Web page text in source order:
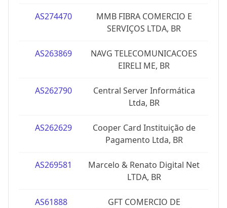
AS274470
MMB FIBRA COMERCIO E
SERVIÇOS LTDA, BR
AS263869
NAVG TELECOMUNICACOES
EIRELI ME, BR
AS262790
Central Server Informática
Ltda, BR
AS262629
Cooper Card Instituição de
Pagamento Ltda, BR
AS269581
Marcelo & Renato Digital Net
LTDA, BR
AS61888
GFT COMERCIO DE